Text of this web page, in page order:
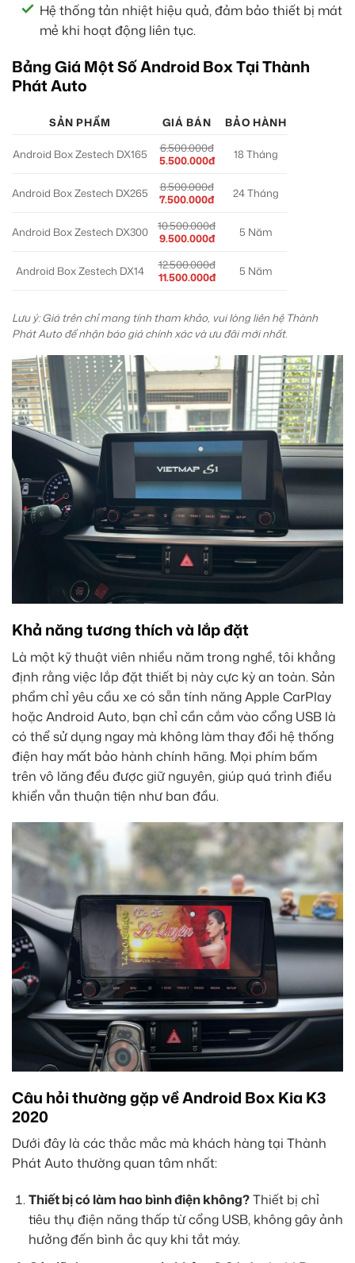
Hệ thống tản nhiệt hiệu quả, đảm bảo thiết bị mát
mẻ khi hoạt động liên tục.
Bảng Giá Một Số Android Box Tại Thành
Phát Auto
SẢN PHẨM GIÁ BÁN BẢO HÀNH
Android Box Zestech DX165
6.500.000đ
5.500.000đ
18 Tháng
Android Box Zestech DX265
8.500.000đ
7.500.000đ
24 Tháng
Android Box Zestech DX300
10.500.000đ
9.500.000đ
5 Năm
Android Box Zestech DX14
12.500.000đ
11.500.000đ
5 Năm
Lưu ý: Giá trên chỉ mang tính tham khảo, vui lòng liên hệ Thành
Phát Auto để nhận báo giá chính xác và ưu đãi mới nhất.
Khả năng tương thích và lắp đặt
Là một kỹ thuật viên nhiều năm trong nghề, tôi khẳng
định rằng việc lắp đặt thiết bị này cực kỳ an toàn. Sản
phẩm chỉ yêu cầu xe có sẵn tính năng Apple CarPlay
hoặc Android Auto, bạn chỉ cần cắm vào cổng USB là
có thể sử dụng ngay mà không làm thay đổi hệ thống
điện hay mất bảo hành chính hãng. Mọi phím bấm
trên vô lăng đều được giữ nguyên, giúp quá trình điều
khiển vẫn thuận tiện như ban đầu.
Câu hỏi thường gặp về Android Box Kia K3
2020
Dưới đây là các thắc mắc mà khách hàng tại Thành
Phát Auto thường quan tâm nhất:
Thiết bị có làm hao bình điện không?Thiết bị chỉ
tiêu thụ điện năng thấp từ cổng USB, không gây ảnh
hưởng đến bình ắc quy khi tắt máy.